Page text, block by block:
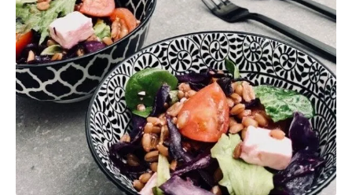
Häufig gestellte Fragen
Kundenstimmen
Kontakt